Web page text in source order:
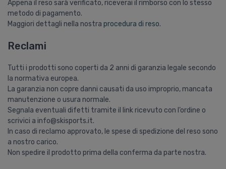
Appena il reso sarà verificato, riceverai il rimborso con lo stesso
metodo di pagamento.
Maggiori dettagli nella nostra procedura di reso.
Reclami
Tutti i prodotti sono coperti da 2 anni di garanzia legale secondo
la normativa europea.
La garanzia non copre danni causati da uso improprio, mancata
manutenzione o usura normale.
Segnala eventuali difetti tramite il link ricevuto con l’ordine o
scrivici a info@skisports.it.
In caso di reclamo approvato, le spese di spedizione del reso sono
a nostro carico.
Non spedire il prodotto prima della conferma da parte nostra.